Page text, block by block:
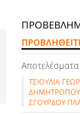
TΣΙΟΥΛΙΑ
ΣΓΟΥΡΔΟΥ